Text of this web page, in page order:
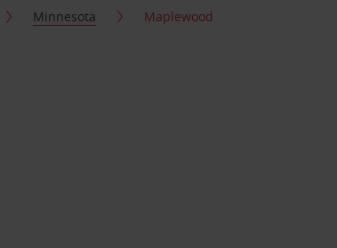
Minnesota Maplewood